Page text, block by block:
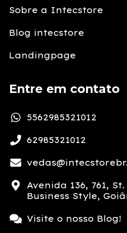
Sobre a Intecstore
Blog intecstore
Landingpage
Entre em contato
5562985321012
62985321012
Avenida 136, 761,
Business Style,
Visite o nosso Blog!